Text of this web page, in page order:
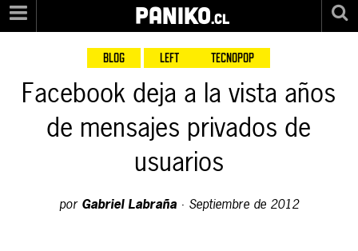
PANIKO.cl
BLOG LEFT TECNOPOP
Facebook deja a la vista años
de mensajes privados de
usuarios
por Gabriel Labraña· Septiembre de 2012